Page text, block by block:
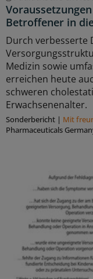
Betroffener in
Durch verbesserte
Medizin sowie
erreichen heute
schweren
Erwachsenenalter.
Sonderbericht | Mit
Pharmaceuticals